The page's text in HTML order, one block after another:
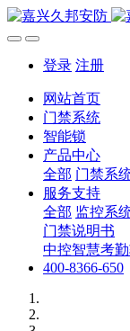
登录 注册
网站首页
门禁系统
智能锁
产品中心
全部 门禁系
服务支持
全部 监控系
门禁说明书
中控智慧考
400-8366-650